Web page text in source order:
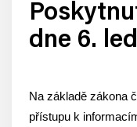
dne 6.
Na základě zákona
přístupu k